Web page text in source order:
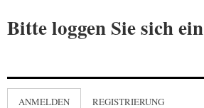
Bitte loggen Sie sich ein
ANMELDEN REGISTRIERUNG